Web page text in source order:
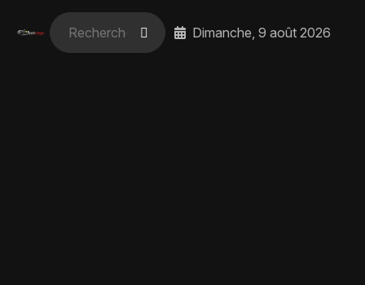
Dimanche, 9 août 2026